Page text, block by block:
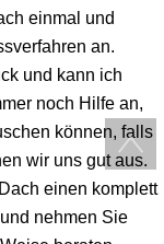
einmal und
an.
und kann ich
noch Hilfe an,
können, falls
wir uns gut aus.
einen komplett
nehmen Sie